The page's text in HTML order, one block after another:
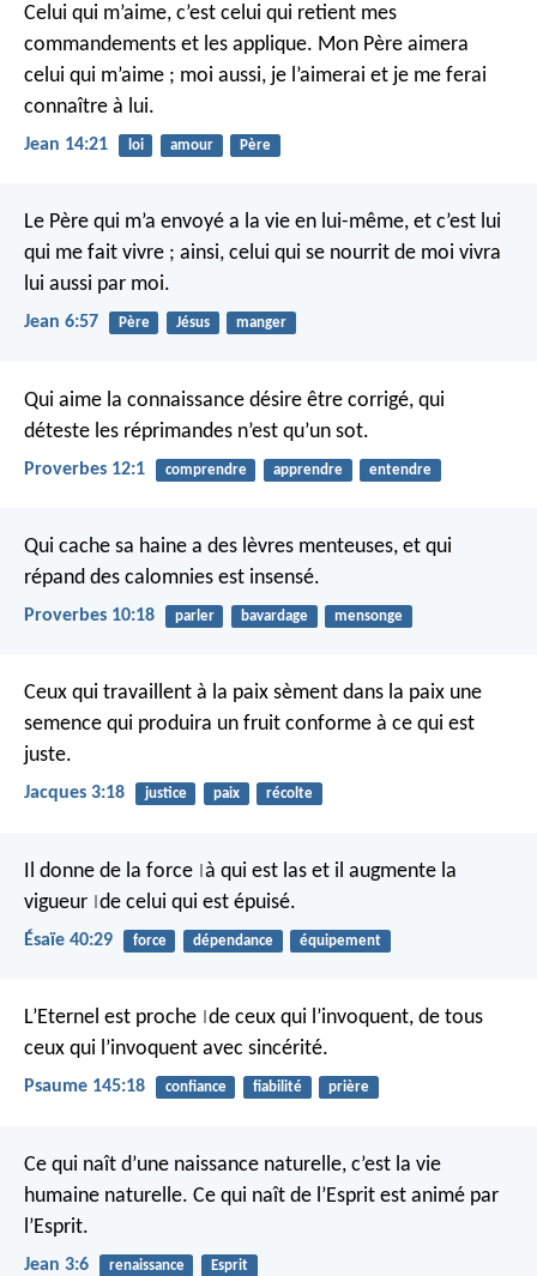
Celui qui m’aime, c’est celui qui retient mes
commandements et les applique. Mon Père aimera
celui qui m’aime ; moi aussi, je l’aimerai et je me ferai
connaître à lui.
Jean 14:21 loi amour Père
Le Père qui m’a envoyé a la vie en lui-même, et c’est lui
qui me fait vivre ; ainsi, celui qui se nourrit de moi vivra
lui aussi par moi.
Jean 6:57 Père Jésus manger
Qui aime la connaissance désire être corrigé, qui
déteste les réprimandes n’est qu’un sot.
Proverbes 12:1 comprendre apprendre entendre
Qui cache sa haine a des lèvres menteuses, et qui
répand des calomnies est insensé.
Proverbes 10:18 parler bavardage mensonge
Ceux qui travaillent à la paix sèment dans la paix une
semence qui produira un fruit conforme à ce qui est
juste.
Jacques 3:18 justice paix récolte
Il donne de la force à qui est las et il augmente la
vigueur de celui qui est épuisé.
Ésaïe 40:29 force dépendance équipement
L’Eternel est proche de ceux qui l’invoquent, de tous
ceux qui l’invoquent avec sincérité.
Psaume 145:18 confiance fiabilité prière
Ce qui naît d’une naissance naturelle, c’est la vie
humaine naturelle. Ce qui naît de l’Esprit est animé par
l’Esprit.
Jean 3:6 renaissance Esprit